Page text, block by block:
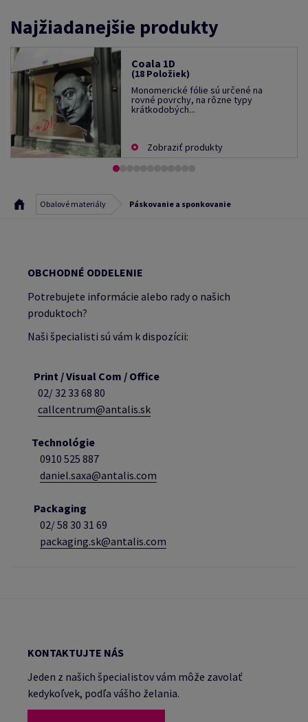
Najžiadanejšie produkty
Coala 1D
(18 Položiek)
Monomerické fólie sú určené na
rovné povrchy, na rôzne typy
krátkodobých...
Zobraziť produkty
Obalové materiály Páskovanie a sponkovanie
OBCHODNÉ ODDELENIE
Potrebujete informácie alebo rady o našich
produktoch?
Naši špecialisti sú vám k dispozícii:
Print / Visual Com / Office
02/ 32 33 68 80
callcentrum@antalis.sk
Technológie
0910 525 887
daniel.saxa@antalis.com
Packaging
02/58 30 31 69
packaging.sk@antalis.com
KONTAKTUJTE NÁS
Jeden z našich špecialistov vám môže zavolať
kedykoľvek, podľa vášho želania.